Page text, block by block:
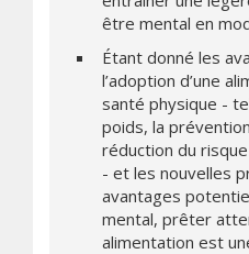
être mental en
Étant donné les
l’adoption d’une
santé physique -
poids, la
réduction du
- et les nouvelles
avantages
mental, prêter
alimentation est